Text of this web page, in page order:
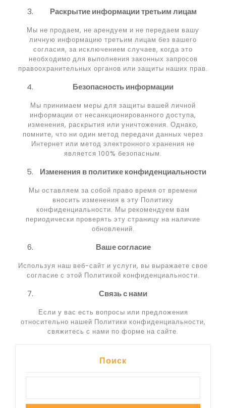
Раскрытие информации третьим лицам
Мы не продаем, не арендуем и не передаем вашу
личную информацию третьим лицам без вашего
согласия, за исключением случаев, когда это
необходимо для выполнения законных запросов
правоохранительных органов или защиты наших прав.
Безопасность информации
Мы принимаем меры для защиты вашей личной
информации от несанкционированного доступа,
изменения, раскрытия или уничтожения. Однако,
помните, что ни один метод передачи данных через
Интернет или метод электронного хранения не
является 100% безопасным.
Изменения в политике конфиденциальности
Мы оставляем за собой право время от времени
вносить изменения в эту Политику
конфиденциальности. Мы рекомендуем вам
периодически проверять эту страницу на наличие
обновлений.
Ваше согласие
Используя наш веб-сайт и услуги, вы выражаете свое
согласие с этой Политикой конфиденциальности.
Связь с нами
Если у вас есть вопросы или предложения
относительно нашей Политики конфиденциальности,
свяжитесь с нами по форме на сайте.
Поиск